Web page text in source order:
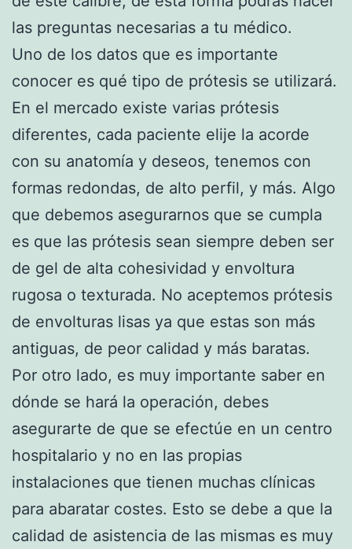
las preguntas necesarias a tu médico.
Uno de los datos que es importante
conocer es qué tipo de prótesis se utilizará.
En el mercado existe varias prótesis
diferentes, cada paciente elije la acorde
con su anatomía y deseos, tenemos con
formas redondas, de alto perfil, y más. Algo
que debemos asegurarnos que se cumpla
es que las prótesis sean siempre deben ser
de gel de alta cohesividad y envoltura
rugosa o texturada. No aceptemos prótesis
de envolturas lisas ya que estas son más
antiguas, de peor calidad y más baratas.
Por otro lado, es muy importante saber en
dónde se hará la operación, debes
asegurarte de que se efectúe en un centro
hospitalario y no en las propias
instalaciones que tienen muchas clínicas
para abaratar costes. Esto se debe a que la
calidad de asistencia de las mismas es muy